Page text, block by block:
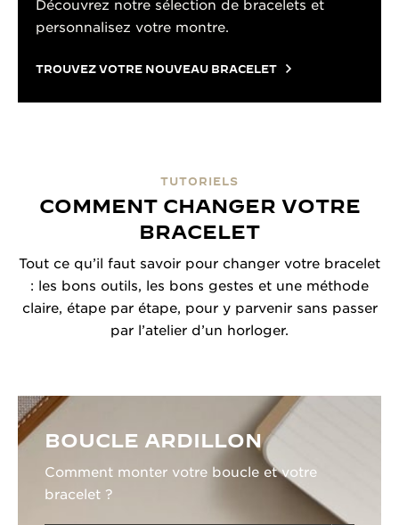
Découvrez notre sélection de bracelets et
personnalisez votre montre.
TROUVEZ VOTRE NOUVEAU BRACELET
TUTORIELS
COMMENT CHANGER VOTRE
BRACELET
Tout ce qu’il faut savoir pour changer votre bracelet
: les bons outils, les bons gestes et une méthode
claire, étape par étape, pour y parvenir sans passer
par l’atelier d’un horloger.
BOUCLE ARDILLON
Comment monter votre boucle et votre
bracelet ?